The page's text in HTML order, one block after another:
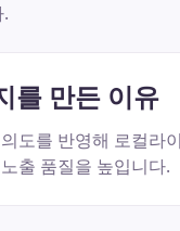
를 만든 이유
도를 반영해 로컬라
출 품질을 높입니다.